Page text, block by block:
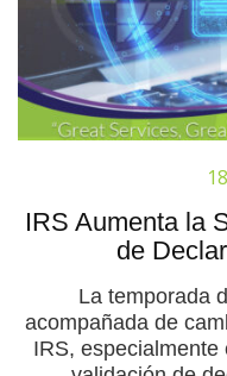
IRS Aumenta la
de
La temporada
acompañada de
IRS,